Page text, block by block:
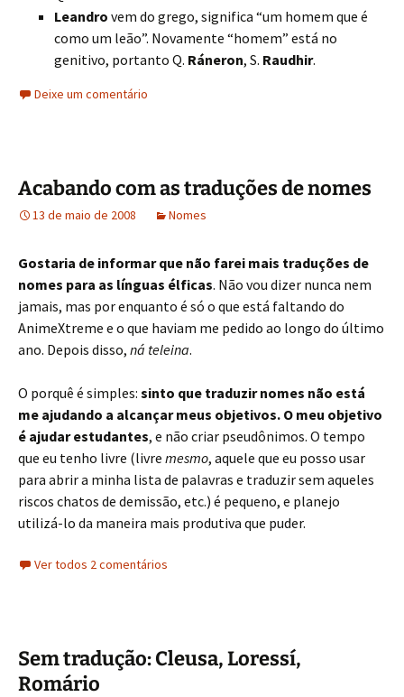
Leandro vem do grego, significa “um homem que é
como um leão”. Novamente “homem” está no
genitivo, portanto Q. Ráneron, S. Raudhir.
Deixe um comentário
Acabando com as traduções de nomes
13 de maio de 2008 Nomes
Gostaria de informar que não farei mais traduções de
nomes para as línguas élficas. Não vou dizer nunca nem
jamais, mas por enquanto é só o que está faltando do
AnimeXtreme e o que haviam me pedido ao longo do último
ano. Depois disso, ná teleina.
O porquê é simples: sinto que traduzir nomes não está
me ajudando a alcançar meus objetivos. O meu objetivo
é ajudar estudantes, e não criar pseudônimos. O tempo
que eu tenho livre (livre mesmo, aquele que eu posso usar
para abrir a minha lista de palavras e traduzir sem aqueles
riscos chatos de demissão, etc.) é pequeno, e planejo
utilizá-lo da maneira mais produtiva que puder.
Ver todos 2 comentários
Sem tradução: Cleusa, Loressí,
Romário